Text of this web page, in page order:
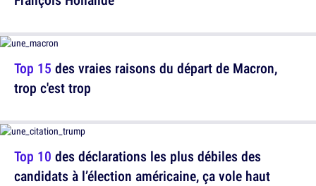
Top 10 des déclarations les plus débiles des
candidats à l’élection américaine, ça vole haut
Top 15 des vraies raisons du départ de Macron,
trop c'est trop